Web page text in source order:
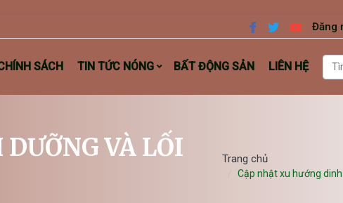
Đăng
SÁCH TIN TỨC NÓNG BẤT ĐỘNG SẢN LIÊN HỆ
VÀ LỐI
Trang chủ
Cập nhật xu hướng